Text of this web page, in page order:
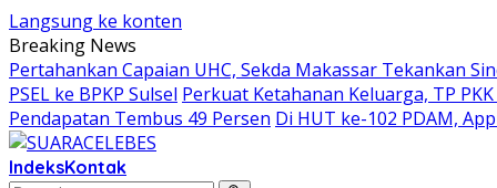
Langsung ke konten
Breaking News
Pertahankan Capaian UHC, Sekda Makassar Tekankan
PSEL ke BPKP Sulsel Perkuat Ketahanan Keluarga, TP
Pendapatan Tembus 49 Persen Di HUT ke-102 PDAM,
IndeksKontak